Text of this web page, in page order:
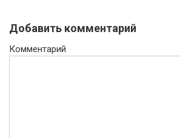
Добавить комментарий
Комментарий